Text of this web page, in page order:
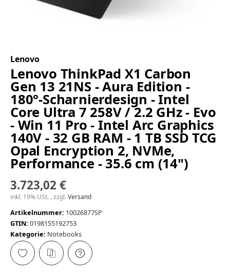
Lenovo
Lenovo ThinkPad X1 Carbon
Gen 13 21NS - Aura Edition -
180°-Scharnierdesign - Intel
Core Ultra 7 258V / 2.2 GHz - Evo
- Win 11 Pro - Intel Arc Graphics
140V - 32 GB RAM - 1 TB SSD TCG
Opal Encryption 2, NVMe,
Performance - 35.6 cm (14")
3.723,02 €
inkl. 19% USt. , zzgl.Versand
Artikelnummer: 10026877SP
GTIN: 0198155192753
Kategorie: Notebooks